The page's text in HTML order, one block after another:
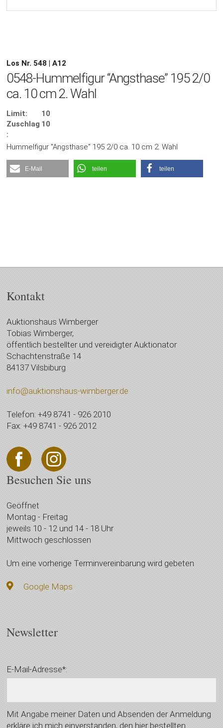
Los Nr. 548 | A12
0548-Hummelfigur “Angsthase” 195 2/0
ca. 10 cm 2. Wahl
Limit:
10
Zuschlag
:
10
Hummelfigur "Angsthase" 195 2/0 ca. 10 cm 2. Wahl
E-Mail teilen teilen
Kontakt
Auktionshaus Wimberger
Tobias Wimberger,
öffentlich bestellter und vereidigter Auktionator
Schachtenstraße 14
84137 Vilsbiburg
info@auktionshaus-wimberger.de
Telefon: +49 8741 - 926 2010
Fax: +49 8741 - 926 2012
Besuchen Sie uns
Geöffnet
Montag - Freitag
jeweils 10 - 12 und 14 - 18 Uhr
Mittwoch geschlossen
Um eine vorherige Terminvereinbarung wird gebeten
Google Maps
Newsletter
E-Mail-Adresse*:
Mit Angabe meiner Daten und Absenden der Anmeldung
erkläre ich mich einverstanden, den hier bestellten